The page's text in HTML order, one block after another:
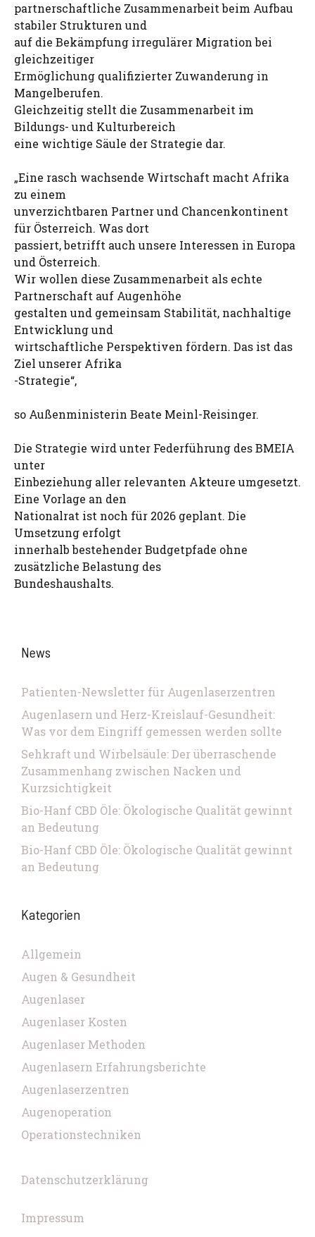
partnerschaftliche Zusammenarbeit beim Aufbau
stabiler Strukturen und
auf die Bekämpfung irregulärer Migration bei
gleichzeitiger
Ermöglichung qualifizierter Zuwanderung in
Mangelberufen.
Gleichzeitig stellt die Zusammenarbeit im
Bildungs- und Kulturbereich
eine wichtige Säule der Strategie dar.
„Eine rasch wachsende Wirtschaft macht Afrika
zu einem
unverzichtbaren Partner und Chancenkontinent
für Österreich. Was dort
passiert, betrifft auch unsere Interessen in Europa
und Österreich.
Wir wollen diese Zusammenarbeit als echte
Partnerschaft auf Augenhöhe
gestalten und gemeinsam Stabilität, nachhaltige
Entwicklung und
wirtschaftliche Perspektiven fördern. Das ist das
Ziel unserer Afrika
-Strategie“,
so Außenministerin Beate Meinl-Reisinger.
Die Strategie wird unter Federführung des BMEIA
unter
Einbeziehung aller relevanten Akteure umgesetzt.
Eine Vorlage an den
Nationalrat ist noch für 2026 geplant. Die
Umsetzung erfolgt
innerhalb bestehender Budgetpfade ohne
zusätzliche Belastung des
Bundeshaushalts.
News
Patienten-Newsletter für Augenlaserzentren
Augenlasern und Herz-Kreislauf-Gesundheit:
Was vor dem Eingriff gemessen werden sollte
Sehkraft und Wirbelsäule: Der überraschende
Zusammenhang zwischen Nacken und
Kurzsichtigkeit
Bio-Hanf CBD Öle: Ökologische Qualität gewinnt
an Bedeutung
Bio-Hanf CBD Öle: Ökologische Qualität gewinnt
an Bedeutung
Kategorien
Allgemein
Augen & Gesundheit
Augenlaser
Augenlaser Kosten
Augenlaser Methoden
Augenlasern Erfahrungsberichte
Augenlaserzentren
Augenoperation
Operationstechniken
Datenschutzerklärung
Impressum